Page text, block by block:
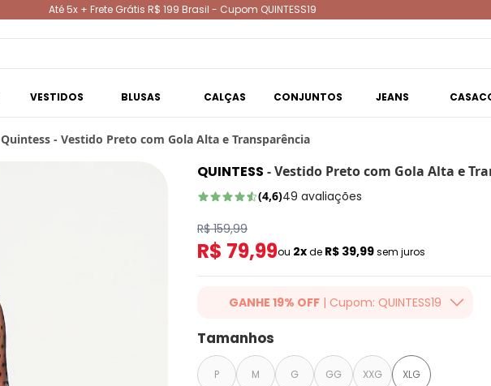
Até 5x + Frete Grátis R$ 199 Brasil - Cupom QUINTESS19
VESTIDOS BLUSAS CALÇAS CONJUNTOS JEANS
Quintess - Vestido Preto com Gola Alta e Transparência
QUINTESS -Vestido Preto com Gola Alta e
(4,6)49 avaliações
R$ 159,99
R$ 79,99ou 2xde R$ 39,99sem juros
GANHE 19% OFF | Cupom: QUINTESS19
Ganhe 19% OFF Extra em qualquer valor, usando o
cupom: QUINTESS19. Válido para toda loja Quintess,
até 07/08/2026.
Tamanhos
P M G GG XXG XLG